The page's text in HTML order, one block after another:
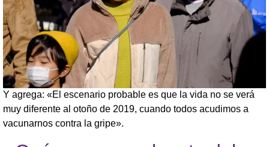
Y agrega: «El escenario probable es que la vida no se verá
muy diferente al otoño de 2019, cuando todos acudimos a
vacunarnos contra la gripe».